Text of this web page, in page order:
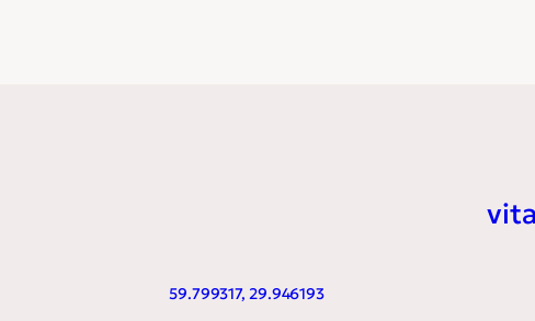
59.799317, 29.946193